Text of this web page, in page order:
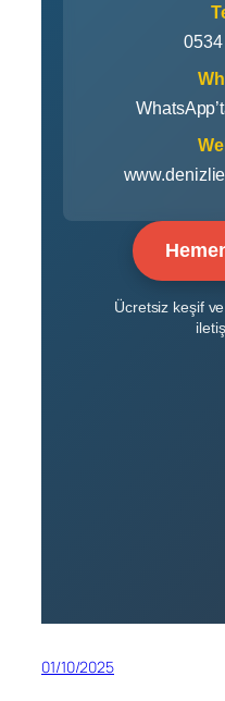
Ücretsiz keşif
01/10/2025